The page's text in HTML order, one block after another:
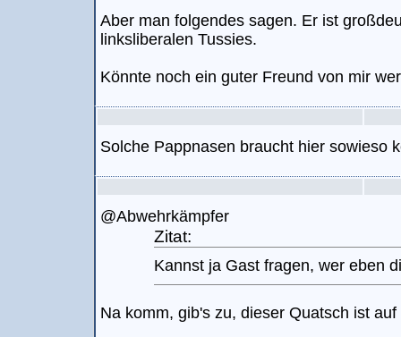
Aber man folgendes sagen. Er ist
linksliberalen Tussies.
Könnte noch ein guter Freund von mir
Solche Pappnasen braucht hier sowieso
@Abwehrkämpfer
Zitat:
Kannst ja Gast fragen, wer eben
Na komm, gib's zu, dieser Quatsch ist